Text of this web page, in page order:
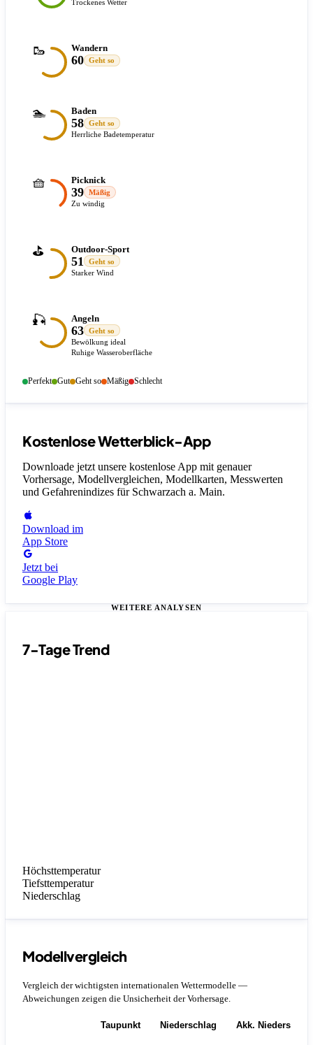
Trockenes Wetter
🥾 Wandern
60 Geht so
🏊 Baden
58
Geht so
Herrliche Badetemperatur
🧺 Picknick
39
Mäßig
Zu windig
⛳ Outdoor-Sport
51
Geht so
Starker Wind
🎣 Angeln
63
Geht so
Bewölkung ideal
Ruhige Wasseroberfläche
Perfekt Gut Geht so Mäßig Schlecht
Kostenlose Wetterblick-App
Downloade jetzt unsere kostenlose App mit genauer
Vorhersage, Modellvergleichen, Modellkarten, Messwerten
und Gefahrenindizes für Schwarzach a. Main.
Download im
App Store
Jetzt bei
Google Play
WEITERE ANALYSEN
7-Tage Trend
Höchsttemperatur
Tiefsttemperatur
Niederschlag
Modellvergleich
Vergleich der wichtigsten internationalen Wettermodelle —
Abweichungen zeigen die Unsicherheit der Vorhersage.
Taupunkt Niederschlag Akk.